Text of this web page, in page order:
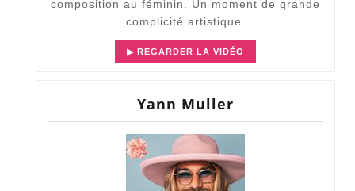
composition au féminin. Un moment de grande
complicité artistique.
▶ REGARDER LA VIDÉO
Yann Muller